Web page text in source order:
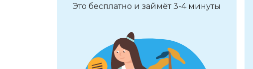
Это бесплатно и займёт 3-4 минуты